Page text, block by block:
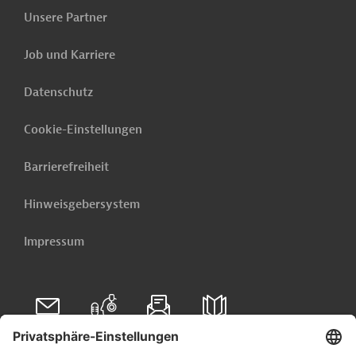
Unsere Partner
Job und Karriere
Datenschutz
Cookie-Einstellungen
Barrierefreiheit
Hinweisgebersystem
Impressum